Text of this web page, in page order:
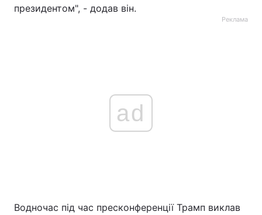
президентом", - додав він.
Реклама
ad
Водночас під час пресконференції Трамп виклав